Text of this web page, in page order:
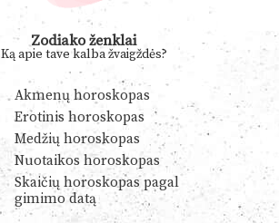
Zodiako ženklai
Ką apie tave kalba žvaigždės?
Akmenų horoskopas
Erotinis horoskopas
Medžių horoskopas
Nuotaikos horoskopas
Skaičių horoskopas pagal
gimimo datą